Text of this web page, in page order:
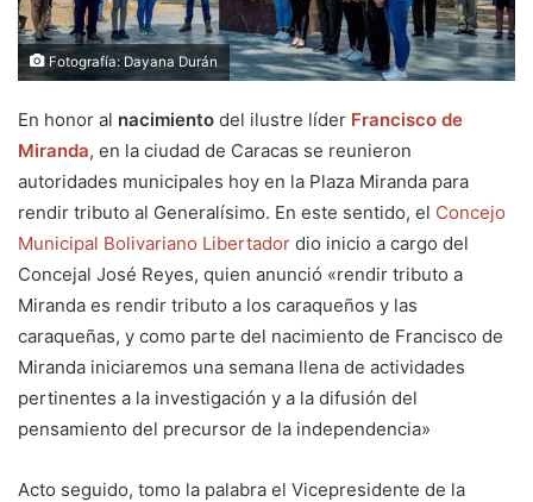
Fotografía: Dayana Durán
En honor al nacimiento del ilustre líder Francisco de
Miranda, en la ciudad de Caracas se reunieron
autoridades municipales hoy en la Plaza Miranda para
rendir tributo al Generalísimo. En este sentido, el Concejo
Municipal Bolivariano Libertador dio inicio a cargo del
Concejal José Reyes, quien anunció «rendir tributo a
Miranda es rendir tributo a los caraqueños y las
caraqueñas, y como parte del nacimiento de Francisco de
Miranda iniciaremos una semana llena de actividades
pertinentes a la investigación y a la difusión del
pensamiento del precursor de la independencia»
Acto seguido, tomo la palabra el Vicepresidente de la